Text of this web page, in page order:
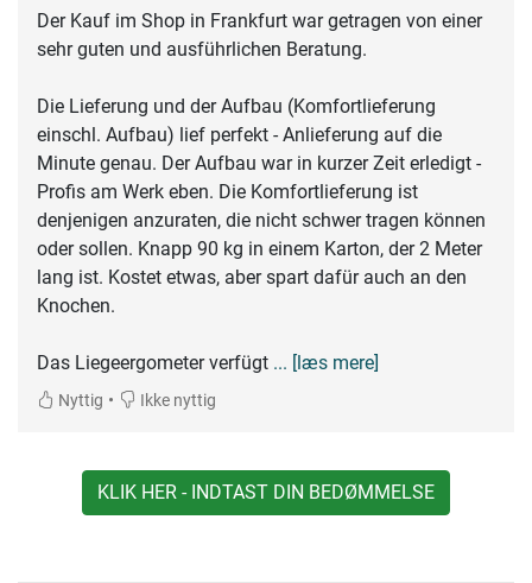
Der Kauf im Shop in Frankfurt war getragen von einer
sehr guten und ausführlichen Beratung.
Die Lieferung und der Aufbau (Komfortlieferung
einschl. Aufbau) lief perfekt - Anlieferung auf die
Minute genau. Der Aufbau war in kurzer Zeit erledigt -
Profis am Werk eben. Die Komfortlieferung ist
denjenigen anzuraten, die nicht schwer tragen können
oder sollen. Knapp 90 kg in einem Karton, der 2 Meter
lang ist. Kostet etwas, aber spart dafür auch an den
Knochen.
Das Liegeergometer verfügt ... [læs mere]
Nyttig • Ikke nyttig
KLIK HER - INDTAST DIN BEDØMMELSE